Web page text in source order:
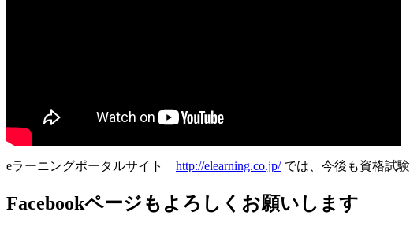
eラーニングポータルサイト http://elearning.co.jp/では、今後も資格試
Facebookページもよろしくお願いします